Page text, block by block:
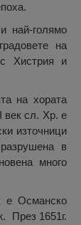
най-голямо
на
Хистрия и
на хората
век сл. Хр. е
източници
в
много
е Османско
През 1651г.